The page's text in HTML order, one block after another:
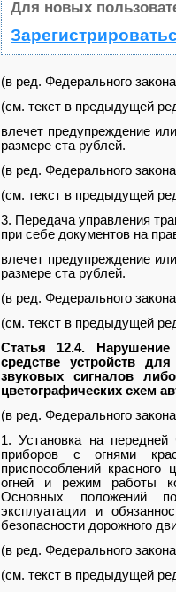
Для новых
(в ред. Федерального
(см. текст в предыдущей
влечет предупреждение
размере ста рублей.
(в ред. Федерального
(см. текст в предыдущей
3. Передача управления
при себе документов на
влечет предупреждение
размере ста рублей.
(в ред. Федерального
(см. текст в предыдущей
Статья 12.4.
средстве устройств
звуковых сигналов
цветографических схем
(в ред. Федерального
1. Установка на передней
приборов с огнями
приспособлений
огней и режим работы
Основных положений
эксплуатации и
безопасности дорожного
(в ред. Федерального
(см. текст в предыдущей